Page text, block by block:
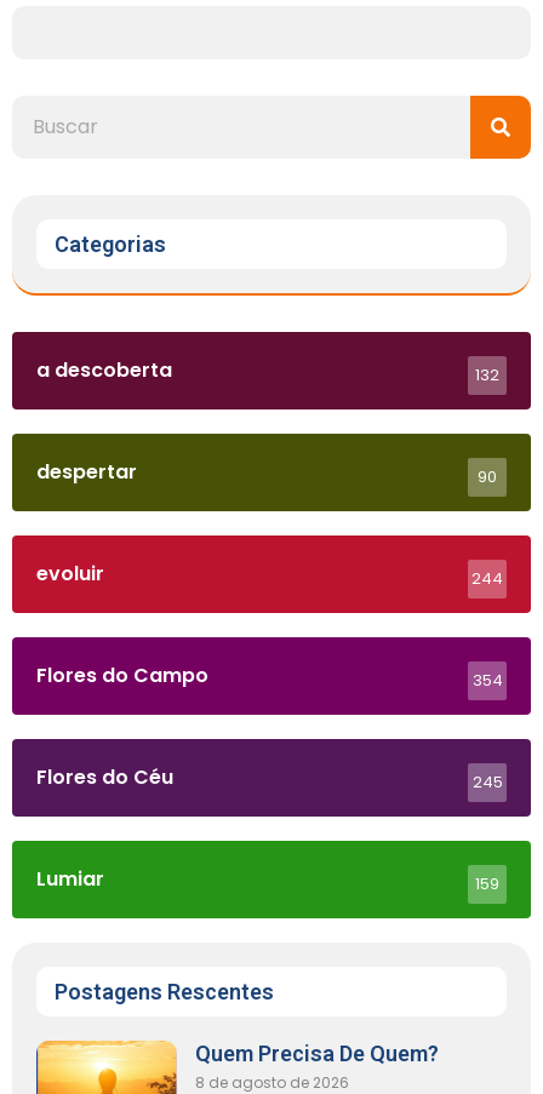
Categorias
a descoberta 132
despertar 90
evoluir 244
Flores do Campo 354
Flores do Céu 245
Lumiar 159
Postagens Rescentes
Quem Precisa De Quem?
8 de agosto de 2026